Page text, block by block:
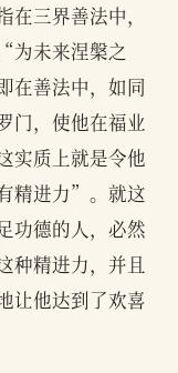
三界善法中，
为未来涅槃之
善法中，如同
门，使他在福业
实质上就是令他
精进力”。就这
功德的人，必然
种精进力，并且
让他达到了欢喜